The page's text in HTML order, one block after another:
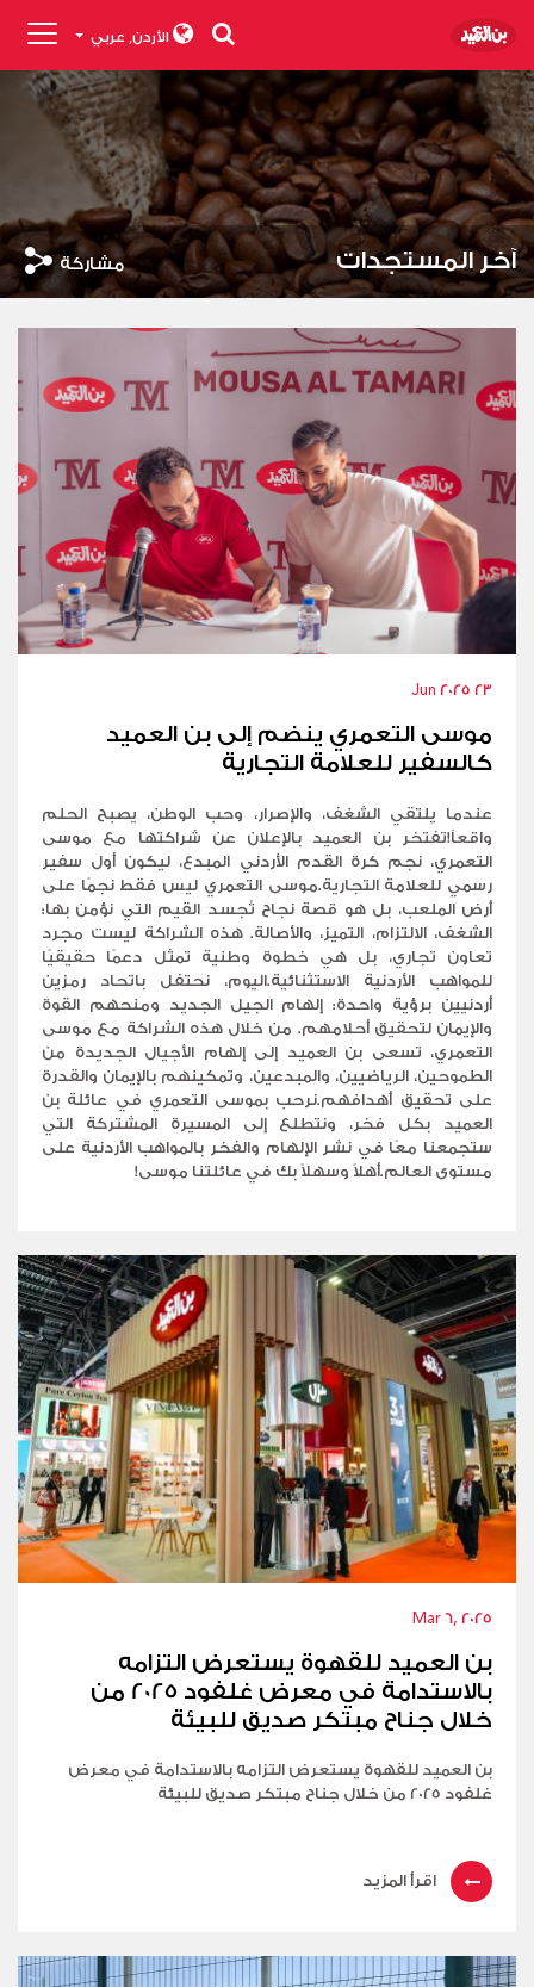
الأردن, عربي
آخر المستجدات مشاركة
23 Jun 2025
موسى التعمري ينضم إلى بن العميد
كالسفير للعلامة التجارية
عندما يلتقي الشغف، والإصرار، وحب الوطن، يصبح الحلم
واقعاً!تفتخر بن العميد بالإعلان عن شراكتها مع موسى
التعمري، نجم كرة القدم الأردني المبدع، ليكون أول سفير
رسمي للعلامة التجارية.موسى التعمري ليس فقط نجمًا على
أرض الملعب، بل هو قصة نجاح تُجسد القيم التي نؤمن بها:
الشغف، الالتزام، التميز، والأصالة. هذه الشراكة ليست مجرد
تعاون تجاري، بل هي خطوة وطنية تمثل دعمًا حقيقيًا
للمواهب الأردنية الاستثنائية.اليوم، نحتفل باتحاد رمزين
أردنيين برؤية واحدة: إلهام الجيل الجديد ومنحهم القوة
والإيمان لتحقيق أحلامهم. من خلال هذه الشراكة مع موسى
التعمري، تسعى بن العميد إلى إلهام الأجيال الجديدة من
الطموحين، الرياضيين، والمبدعين، وتمكينهم بالإيمان والقدرة
على تحقيق أهدافهم.نرحب بموسى التعمري في عائلة بن
العميد بكل فخر، ونتطلع إلى المسيرة المشتركة التي
ستجمعنا معًا في نشر الإلهام والفخر بالمواهب الأردنية على
مستوى العالم.أهلاً وسهلاً بك في عائلتنا موسى!
Mar 6, 2025
بن العميد للقهوة يستعرض التزامه
بالاستدامة في معرض غلفود 2025 من
خلال جناح مبتكر صديق للبيئة
بن العميد للقهوة يستعرض التزامه بالاستدامة في معرض
غلفود 2025 من خلال جناح مبتكر صديق للبيئة
اقرأ المزيد